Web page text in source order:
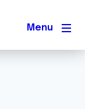
Menu